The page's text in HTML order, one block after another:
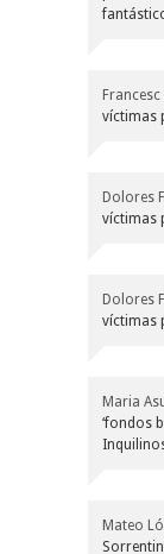
víctimas
Dolores
víctimas
Dolores
víctimas
Maria
‘fondos
Mateo